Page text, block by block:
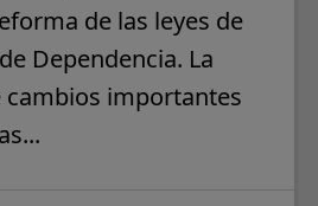
de las leyes de
Dependencia. La
importantes